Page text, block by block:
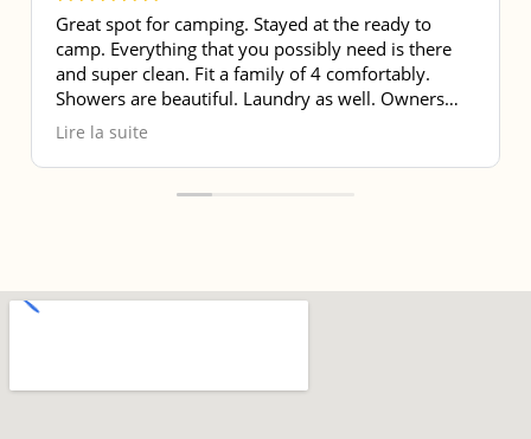
Great spot for camping. Stayed at the ready to
camp. Everything that you possibly need is there
and super clean. Fit a family of 4 comfortably.
Showers are beautiful. Laundry as well. Owners
are very helpful and friendly. They welcomed our
Lire la suite